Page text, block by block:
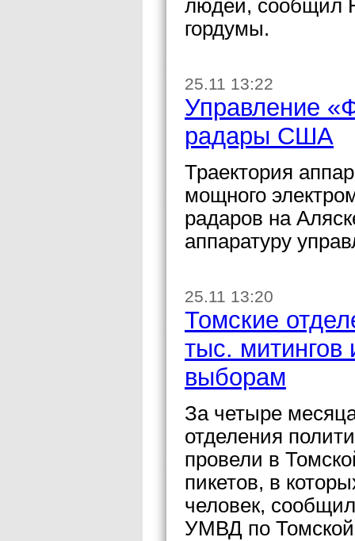
людей, сообщил
гордумы.
25.11 13:22
Управление
радары США
Траектория
мощного
радаров на
аппаратуру
25.11 13:20
Томские
тыс. митингов
выборам
За четыре
отделения
провели в
пикетов, в
человек,
УМВД по Томской